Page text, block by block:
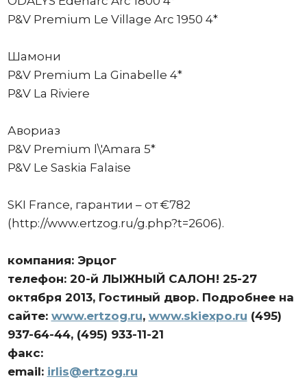
P&V Premium Le Village Arc 1950 4*
Шамони
P&V Premium La Ginabelle 4*
P&V La Riviere
Авориаз
P&V Premium l\'Amara 5*
P&V Le Saskia Falaise
SKI France, гарантии – от €782
(http://www.ertzog.ru/g.php?t=2606).
компания: Эрцог
телефон: 20-й ЛЫЖНЫЙ САЛОН! 25-27
октября 2013, Гостиный двор. Подробнее на
сайте: www.ertzog.ru, www.skiexpo.ru (495)
937-64-44, (495) 933-11-21
факс:
email: irlis@ertzog.ru